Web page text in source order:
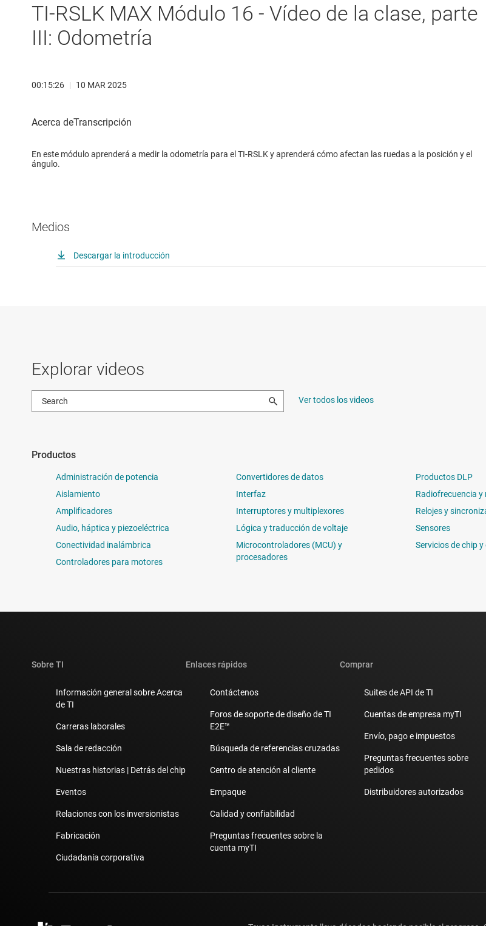
TI-RSLK MAX Módulo 16 - Vídeo de la clase, parte
III: Odometría
00:15:26 | 10 MAR 2025
En este módulo aprenderá a medir la odometría para el TI-RSLK y aprenderá cómo afectan las ruedas a la posición y el
ángulo.
Medios
Descargar la introducción
Explorar videos
Ver todos los videos
Productos
Administración de potencia
Aislamiento
Amplificadores
Audio, háptica y piezoeléctrica
Conectividad inalámbrica
Controladores para motores
Convertidores de datos
Interfaz
Interruptores y multiplexores
Lógica y traducción de voltaje
Microcontroladores (MCU) y
procesadores
Productos DLP
Radiofrecuencia
Relojes y
Sensores
Servicios de chip y
Sobre TI
Información general sobre Acerca
de TI
Carreras laborales
Sala de redacción
Nuestras historias | Detrás del chip
Eventos
Relaciones con los inversionistas
Fabricación
Ciudadanía corporativa
Enlaces rápidos
Contáctenos
Foros de soporte de diseño de TI
E2E™
Búsqueda de referencias cruzadas
Centro de atención al cliente
Empaque
Calidad y confiabilidad
Preguntas frecuentes sobre la
cuenta myTI
Comprar
Suites de API de TI
Cuentas de empresa myTI
Envío, pago e impuestos
Preguntas frecuentes sobre
pedidos
Distribuidores autorizados